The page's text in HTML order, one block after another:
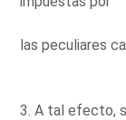
las peculiares
3. A tal efecto,